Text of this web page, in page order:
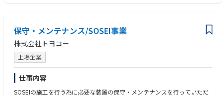
・工事内容・スケジュールの調整
・工事完了時の検収対応
→「指示を出す仕事」ではなく一緒に進めるための調整役です。
■ 図面・資料作成
・施工図の作成・修正
・CADを使った図面作成
・工事関連書類の作成
→ CAD未経験でも、操作から学べる環境があります。
・第二種電気工事士
・1級電気工事施工管理技士
・2級電気工事施工管理技士
保守・メンテナンス/SOSEI事業
株式会社トヨコー
上場企業
仕事内容
SOSEIの施工を行う為に必要な装置の保守・メンテナンスを行っていただ